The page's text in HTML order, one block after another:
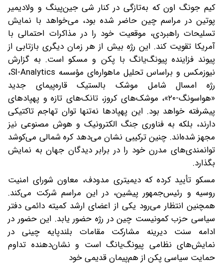
کیم جونگ اون که به‌تازگی در کنار شی جین‌پینگ و ولادیمیر
پوتین در مراسم چین حاضر شده بود، می‌خواهد با نمایش
تسلیحات راهبردی، موقعیت خود را در مذاکرات احتمالی با
آمریکا تقویت کند. این رژه بیش از هر زمان دیگری بازتابی از
پیوند فزاینده پیونگ‌یانگ با پکن و مسکو است. به گزارش
نیوزمکس و بر‌اساس تحلیل ماهواره‌ای مؤسسه SI-Analytics،
رژه امسال شامل موشک بالستیک قاره‌پیمای جدید
«هواسونگ-۲۰»، موشک‌های کروز، تانک‌های تازه و پهپادهای
پیشرفته خواهد بود. این پهپادها نه‌تنها توان تهاجم تاکتیکی
دارند، بلکه به فناوری جنگ الکترونیک و هوش مصنوعی نیز
مجهز شده‌اند. چنین ترکیبی نشان می‌دهد کره شمالی می‌کوشد
توانمندی‌های مدرن خود را در برابر دیدگان جهان به نمایش
بگذارد.
مسکو تأیید کرده که دیمیتری مدودف، معاون شورای امنیت
روسیه و رئیس‌جمهور پیشین، در این مراسم شرکت می‌کند.
همچنین انتظار می‌رود یکی از اعضای ارشد کمیته دائمی دفتر
سیاسی حزب کمونیست چین در رژه حضور یابد. این حضور در
ادامه سنت دیرینه مشارکت مقامات بلندپایه چینی در
نمایش‌های نظامی پیونگ‌یانگ است و نشان‌دهنده تداوم
حمایت سیاسی پکن از هم‌پیمان قدیمی خود